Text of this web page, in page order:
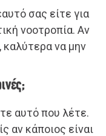
σας είτε για
νοοτροπία. Αν
καλύτερα να μην
αυτό που λέτε.
αν κάποιος είναι